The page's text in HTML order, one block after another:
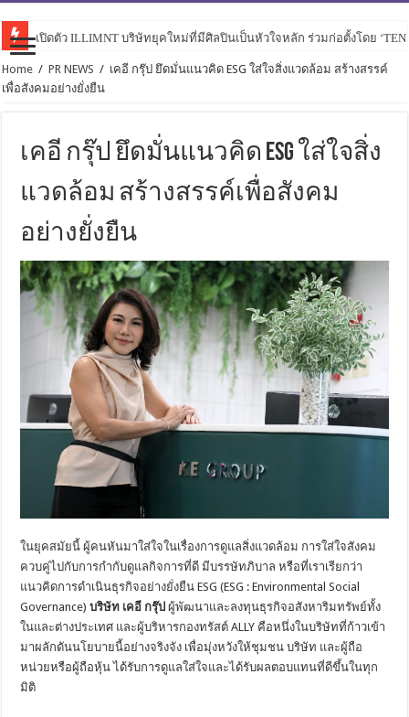
เปิดตัว ILLIMNT บริษัทยุคใหม่ที่มีศิลปินเป็นหัวใจหลัก ร่วมก่อตั้งโดย
Home / PR NEWS / เคอี กรุ๊ป ยึดมั่นแนวคิด ESG ใส่ใจสิ่งแวดล้อม สร้างสรรค์
เพื่อสังคมอย่างยั่งยืน
เคอี กรุ๊ป ยึดมั่นแนวคิด ESG ใส่ใจสิ่ง
แวดล้อม สร้างสรรค์เพื่อสังคม
อย่างยั่งยืน
ในยุคสมัยนี้ ผู้คนหันมาใส่ใจในเรื่องการดูแลสิ่งแวดล้อม การใส่ใจสังคม
ควบคู่ไปกับการกำกับดูแลกิจการที่ดี มีบรรษัทภิบาล หรือที่เราเรียกว่า
แนวคิดการดำเนินธุรกิจอย่างยั่งยืน ESG (ESG : Environmental Social
Governance)บริษัท เคอี กรุ๊ป ผู้พัฒนาและลงทุนธุรกิจอสังหาริมทรัพย์ทั้ง
ในและต่างประเทศ และผู้บริหารกองทรัสต์ ALLY คือหนึ่งในบริษัทที่ก้าวเข้า
มาผลักดันนโยบายนี้อย่างจริงจัง เพื่อมุ่งหวังให้ชุมชน บริษัท และผู้ถือ
หน่วยหรือผู้ถือหุ้น ได้รับการดูแลใส่ใจและได้รับผลตอบแทนที่ดีขึ้นในทุก
มิติ